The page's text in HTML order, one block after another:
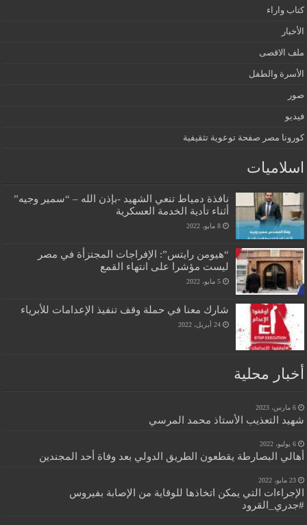
كتاب واراء
الأخبار
ملف الاقصى
الأسرة والطفل
صور
فيديو
كورونا مصر صفحة توعوية تثقيفية
اسلاميات
نافذة دمياط تنعي الشهيد -بإذن الله – “سمير وجيه”
أثناء تأدية الخدمة العسكرية
8 مايو، 2022
“هيومن رايتس”: الإفراجات المجتزأة في مصر
ليست مؤشرا على انتهاء القمع
5 مايو، 2022
شارك معنا في حملة وقف تنفيذ الإعدامات للأبرياء
24 أبريل، 2022
أخبار محلية
6 مارس، 2023
شهيد التعذيب الأستاذ محمد المرسي
6 يوليو، 2022
أهالي البصارطة يقطعون الطريق الدولي بعد وفاة أحد المجندين
23 مايو، 2022
الإجراءات التي يمكن اتخاذها للوقاية من الإصابة بفيروس
#جدري_القرود